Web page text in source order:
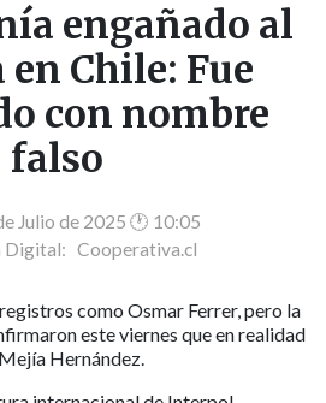
engañado al
Chile: Fue
con nombre
falso
Julio de 2025 🕐 10:05
Digital: Cooperativa.cl
como Osmar Ferrer, pero la
este viernes que en realidad
Hernández.